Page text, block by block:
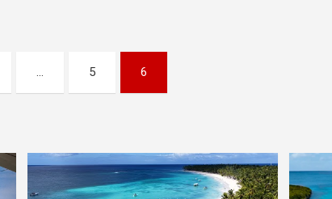
… 5 6